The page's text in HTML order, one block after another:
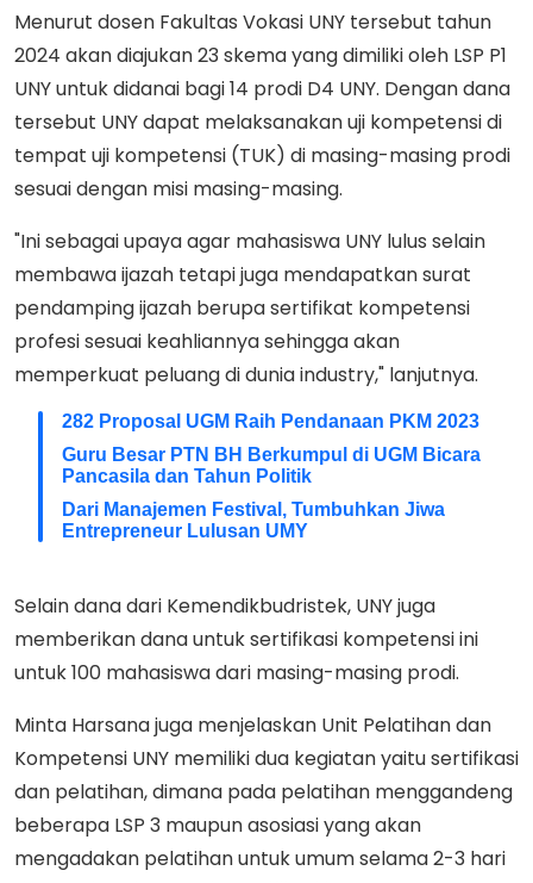
Menurut dosen Fakultas Vokasi UNY tersebut tahun
2024 akan diajukan 23 skema yang dimiliki oleh LSP P1
UNY untuk didanai bagi 14 prodi D4 UNY. Dengan dana
tersebut UNY dapat melaksanakan uji kompetensi di
tempat uji kompetensi (TUK) di masing-masing prodi
sesuai dengan misi masing-masing.
"Ini sebagai upaya agar mahasiswa UNY lulus selain
membawa ijazah tetapi juga mendapatkan surat
pendamping ijazah berupa sertifikat kompetensi
profesi sesuai keahliannya sehingga akan
memperkuat peluang di dunia industry," lanjutnya.
282 Proposal UGM Raih Pendanaan PKM 2023
Guru Besar PTN BH Berkumpul di UGM Bicara
Pancasila dan Tahun Politik
Dari Manajemen Festival, Tumbuhkan Jiwa
Entrepreneur Lulusan UMY
Selain dana dari Kemendikbudristek, UNY juga
memberikan dana untuk sertifikasi kompetensi ini
untuk 100 mahasiswa dari masing-masing prodi.
Minta Harsana juga menjelaskan Unit Pelatihan dan
Kompetensi UNY memiliki dua kegiatan yaitu sertifikasi
dan pelatihan, dimana pada pelatihan menggandeng
beberapa LSP 3 maupun asosiasi yang akan
mengadakan pelatihan untuk umum selama 2-3 hari